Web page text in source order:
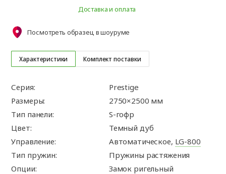
Характеристики Комплект поставки
Серия:
Prestige
Размеры:
2750×2500 мм
Тип панели:
S-гофр
Цвет:
Темный дуб
Управление:
Автоматическое, LG-800
Тип пружин:
Пружины растяжения
Опции:
Замок ригельный
Доставка и оплата
Посмотреть образец в шоуруме